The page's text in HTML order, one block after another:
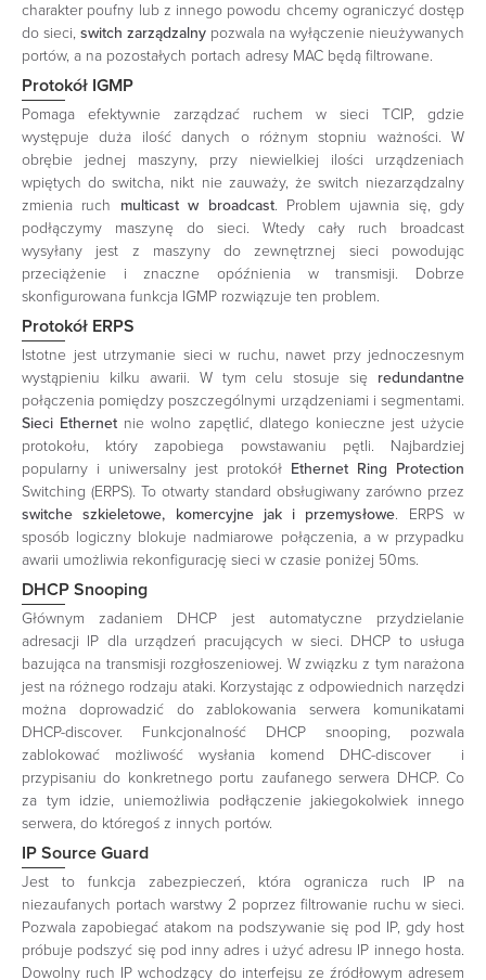
charakter poufny lub z innego powodu chcemy ograniczyć dostęp
do sieci, switch zarządzalny pozwala na wyłączenie nieużywanych
portów, a na pozostałych portach adresy MAC będą filtrowane.
Protokół IGMP
Pomaga efektywnie zarządzać ruchem w sieci TCIP, gdzie
występuje duża ilość danych o różnym stopniu ważności. W
obrębie jednej maszyny, przy niewielkiej ilości urządzeniach
wpiętych do switcha, nikt nie zauważy, że switch niezarządzalny
zmienia ruch multicast w broadcast. Problem ujawnia się, gdy
podłączymy maszynę do sieci. Wtedy cały ruch broadcast
wysyłany jest z maszyny do zewnętrznej sieci powodując
przeciążenie i znaczne opóźnienia w transmisji. Dobrze
skonfigurowana funkcja IGMP rozwiązuje ten problem.
Protokół ERPS
Istotne jest utrzymanie sieci w ruchu, nawet przy jednoczesnym
wystąpieniu kilku awarii. W tym celu stosuje się redundantne
połączenia pomiędzy poszczególnymi urządzeniami i segmentami.
Sieci Ethernet nie wolno zapętlić, dlatego konieczne jest użycie
protokołu, który zapobiega powstawaniu pętli. Najbardziej
popularny i uniwersalny jest protokół Ethernet Ring Protection
Switching (ERPS). To otwarty standard obsługiwany zarówno przez
switche szkieletowe, komercyjne jak i przemysłowe. ERPS w
sposób logiczny blokuje nadmiarowe połączenia, a w przypadku
awarii umożliwia rekonfigurację sieci w czasie poniżej 50ms.
DHCP Snooping
Głównym zadaniem DHCP jest automatyczne przydzielanie
adresacji IP dla urządzeń pracujących w sieci. DHCP to usługa
bazująca na transmisji rozgłoszeniowej. W związku z tym narażona
jest na różnego rodzaju ataki. Korzystając z odpowiednich narzędzi
można doprowadzić do zablokowania serwera komunikatami
DHCP-discover. Funkcjonalność DHCP snooping, pozwala
zablokować możliwość wysłania komend DHC-discover i
przypisaniu do konkretnego portu zaufanego serwera DHCP. Co
za tym idzie, uniemożliwia podłączenie jakiegokolwiek innego
serwera, do któregoś z innych portów.
IP Source Guard
Jest to funkcja zabezpieczeń, która ogranicza ruch IP na
niezaufanych portach warstwy 2 poprzez filtrowanie ruchu w sieci.
Pozwala zapobiegać atakom na podszywanie się pod IP, gdy host
próbuje podszyć się pod inny adres i użyć adresu IP innego hosta.
Dowolny ruch IP wchodzący do interfejsu ze źródłowym adresem